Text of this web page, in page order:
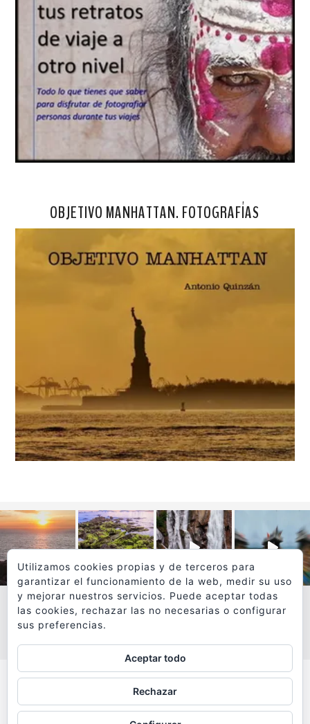
OBJETIVO MANHATTAN. FOTOGRAFÍAS
VER MÁS
Todos los textos y fotografías de
www.viajesyfotografia.comson propiedad de su autor
Utilizamos cookies propias y de terceros para
garantizar el funcionamiento de la web, medir su uso
y mejorar nuestros servicios. Puede aceptar todas
las cookies, rechazar las no necesarias o configurar
sus preferencias.
Aceptar todo
Rechazar